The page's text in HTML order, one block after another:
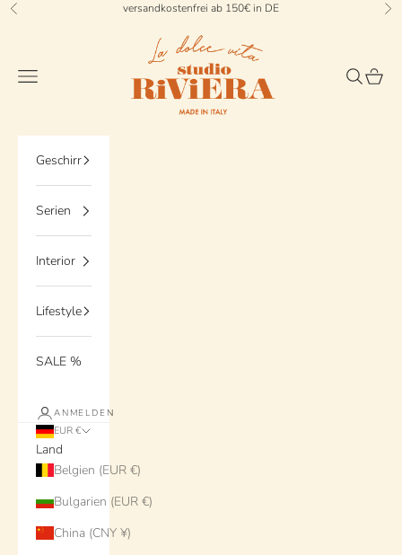
Zum Inhalt springen
Zurück versandkostenfrei ab 150€ in DE Vor
StudioRiviera
Menü Suchen
Geschirr
Serien
Interior
Lifestyle
SALE %
ANMELDEN
EUR €
Land
Belgien (EUR €)
Bulgarien (EUR €)
China (CNY ¥)